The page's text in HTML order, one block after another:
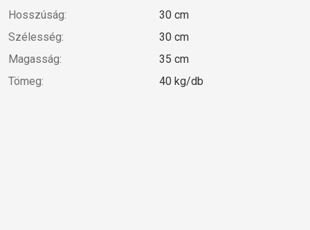
Hosszúság:
30 cm
Szélesség:
30 cm
Magasság:
35 cm
Tömeg:
40 kg/db